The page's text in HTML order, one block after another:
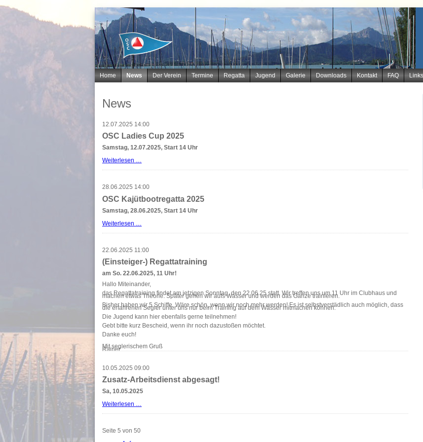
Navigation
Home News Der Verein Termine Regatta Jugend Galerie Downloads Kontakt FAQ Links
News
12.07.2025 14:00
OSC Ladies Cup 2025
Samstag, 12.07.2025, Start 14 Uhr
Weiterlesen …
28.06.2025 14:00
OSC Kajütbootregatta 2025
Samstag, 28.06.2025, Start 14 Uhr
Weiterlesen …
22.06.2025 11:00
(Einsteiger-) Regattatraining
am So. 22.06.2025, 11 Uhr!
Hallo Miteinander,
das Regattatraining findet am jetzigen Sonntag, den 22.06.25 statt. Wir treffen uns um 11 Uhr im Clubhaus und
machen etwas Theorie. Später gehen wir aufs Wasser und werden das Ganze trainieren.
Bisher haben wir 5 Schiffe. Wäre schön, wenn wir noch mehr werden! Es ist selbstverstädlich auch möglich, dass
die erfahrenen Segler unter uns nur beim Training auf dem Wasser mitmachen können.
Die Jugend kann hier ebenfalls gerne teilnehmen!
Gebt bitte kurz Bescheid, wenn ihr noch dazustoßen möchtet.
Danke euch!
Mit seglerischem Gruß
Rainer
10.05.2025 09:00
Zusatz-Arbeitsdienst abgesagt!
Sa, 10.05.2025
Weiterlesen …
Seite 5 von 50